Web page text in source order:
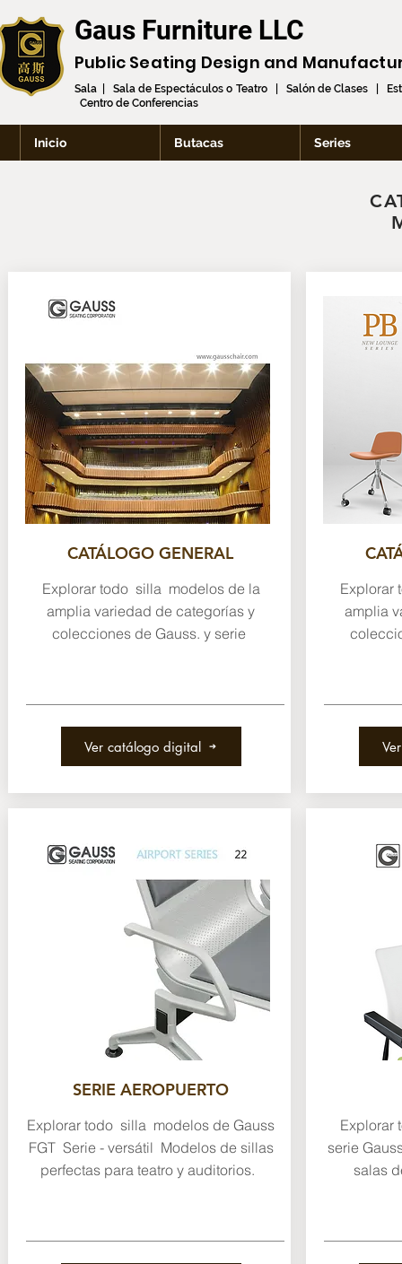
Gaus Furniture LLC
Public Seating Design and
Sala | Sala de Espectáculos o Teatro | Salón de Clases |
Centro de Conferencias
Inicio Butacas Series
CATÁLOGO GENERAL
Explorar todo silla modelos de la
amplia variedad de categorías y
colecciones de Gauss. y serie
Ver catálogo digital
SERIE AEROPUERTO
Explorar todo silla modelos de Gauss
FGT Serie - versátil Modelos de sillas
perfectas para teatro y auditorios.
Explorar
amplia
Explorar
serie
salas